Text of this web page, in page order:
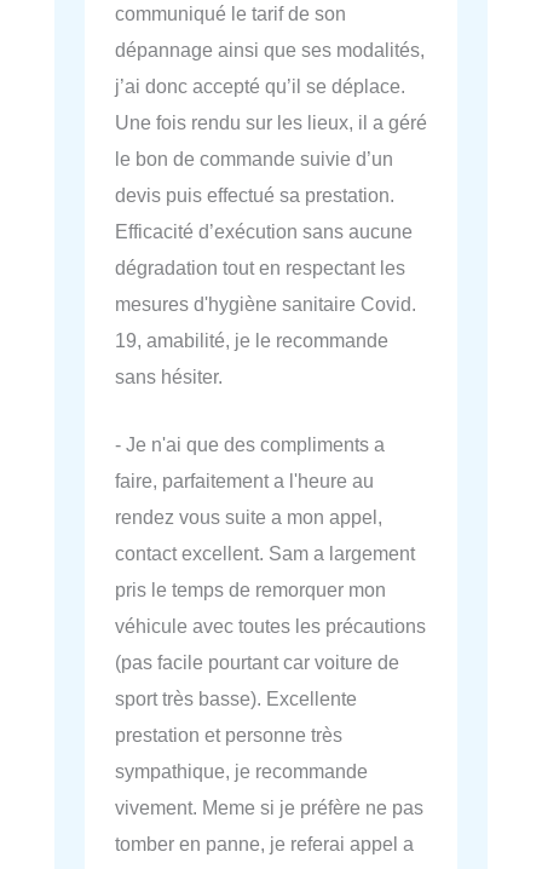
communiqué le tarif de son
dépannage ainsi que ses modalités,
j’ai donc accepté qu’il se déplace.
Une fois rendu sur les lieux, il a géré
le bon de commande suivie d’un
devis puis effectué sa prestation.
Efficacité d’exécution sans aucune
dégradation tout en respectant les
mesures d'hygiène sanitaire Covid.
19, amabilité, je le recommande
sans hésiter.
- Je n'ai que des compliments a
faire, parfaitement a l'heure au
rendez vous suite a mon appel,
contact excellent. Sam a largement
pris le temps de remorquer mon
véhicule avec toutes les précautions
(pas facile pourtant car voiture de
sport très basse). Excellente
prestation et personne très
sympathique, je recommande
vivement. Meme si je préfère ne pas
tomber en panne, je referai appel a